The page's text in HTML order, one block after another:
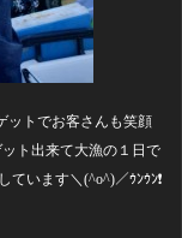
ットでお客さんも笑顔
ト出来て大漁の１日で
ています＼(^o^)／ｳﾝｳﾝ❗